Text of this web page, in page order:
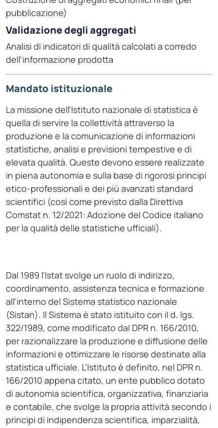
pubblicazione)
Validazione degli aggregati
Analisi di indicatori di qualità calcolati a corredo
dell'informazione prodotta
Mandato istituzionale
La missione dell'Istituto nazionale di statistica è
quella di servire la collettività attraverso la
produzione e la comunicazione di informazioni
statistiche, analisi e previsioni tempestive e di
elevata qualità. Queste devono essere realizzate
in piena autonomia e sulla base di rigorosi principi
etico-professionali e dei più avanzati standard
scientifici (così come previsto dalla Direttiva
Comstat n. 12/2021: Adozione del Codice italiano
per la qualità delle statistiche ufficiali).
Dal 1989 l'Istat svolge un ruolo di indirizzo,
coordinamento, assistenza tecnica e formazione
all'interno del Sistema statistico nazionale
(Sistan). Il Sistema è stato istituito con il d. lgs.
322/1989, come modificato dal DPR n. 166/2010,
per razionalizzare la produzione e diffusione delle
informazioni e ottimizzare le risorse destinate alla
statistica ufficiale. L'Istituto è definito, nel DPR n.
166/2010 appena citato, un ente pubblico dotato
di autonomia scientifica, organizzativa, finanziaria
e contabile, che svolge la propria attività secondo i
principi di indipendenza scientifica, imparzialità,